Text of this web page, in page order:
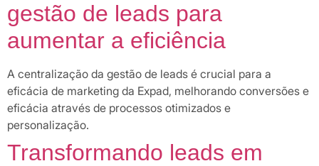
gestão de leads para
aumentar a eficiência
A centralização da gestão de leads é crucial para a
eficácia de marketing da Expad, melhorando conversões e
eficácia através de processos otimizados e
personalização.
Transformando leads em